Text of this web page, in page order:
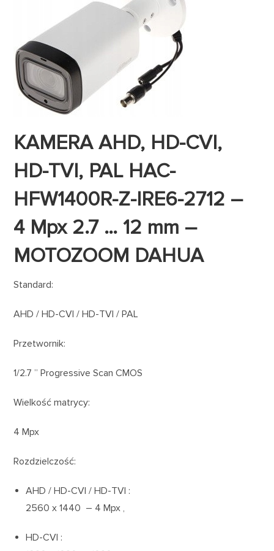
KAMERA AHD, HD-CVI,
HD-TVI, PAL HAC-
HFW1400R-Z-IRE6-2712 –
4 Mpx 2.7 … 12 mm –
MOTOZOOM DAHUA
Standard:
AHD / HD-CVI / HD-TVI / PAL
Przetwornik:
1/2.7 ” Progressive Scan CMOS
Wielkość matrycy:
4 Mpx
Rozdzielczość:
AHD / HD-CVI / HD-TVI :
2560 x 1440 – 4 Mpx ,
HD-CVI :